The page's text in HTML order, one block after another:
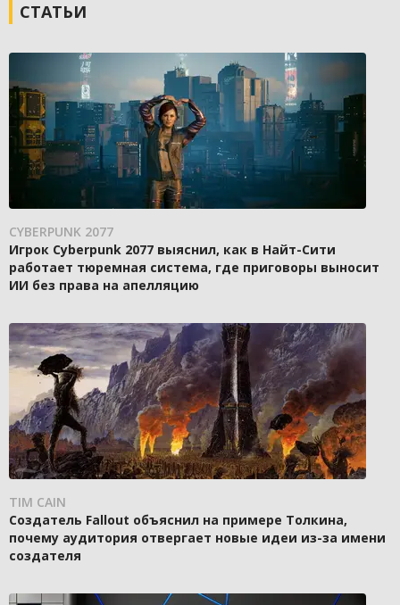
СТАТЬИ
CYBERPUNK 2077
Игрок Cyberpunk 2077 выяснил, как в Найт-Сити
работает тюремная система, где приговоры выносит
ИИ без права на апелляцию
TIM CAIN
Создатель Fallout объяснил на примере Толкина,
почему аудитория отвергает новые идеи из-за имени
создателя